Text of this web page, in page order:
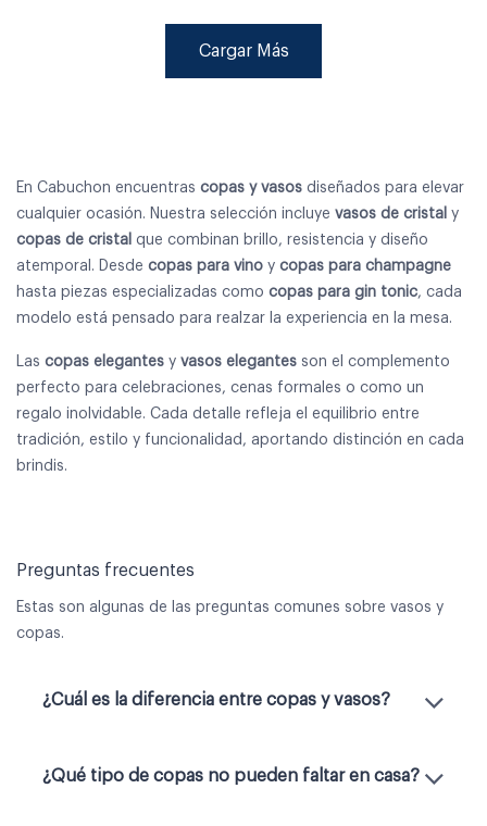
Cargar Más
En Cabuchon encuentras copas y vasos diseñados para elevar
cualquier ocasión. Nuestra selección incluye vasos de cristal y
copas de cristal que combinan brillo, resistencia y diseño
atemporal. Desde copas para vino y copas para champagne
hasta piezas especializadas como copas para gin tonic, cada
modelo está pensado para realzar la experiencia en la mesa.
Las copas elegantes y vasos elegantes son el complemento
perfecto para celebraciones, cenas formales o como un
regalo inolvidable. Cada detalle refleja el equilibrio entre
tradición, estilo y funcionalidad, aportando distinción en cada
brindis.
Preguntas frecuentes
Estas son algunas de las preguntas comunes sobre vasos y
copas.
¿Cuál es la diferencia entre copas y vasos?
¿Qué tipo de copas no pueden faltar en casa?